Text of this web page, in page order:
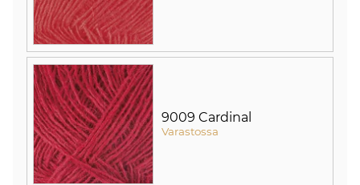
9009 Cardinal
Varastossa